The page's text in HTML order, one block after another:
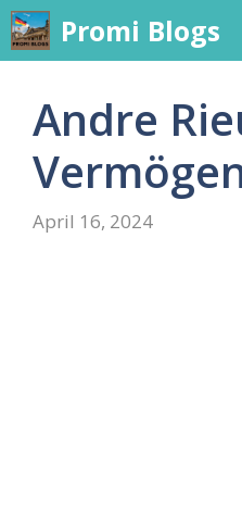
Skip
to
content
Promi Blogs
Andre
April 16, 2024